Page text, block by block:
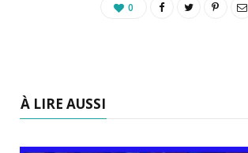
0
À LIRE AUSSI